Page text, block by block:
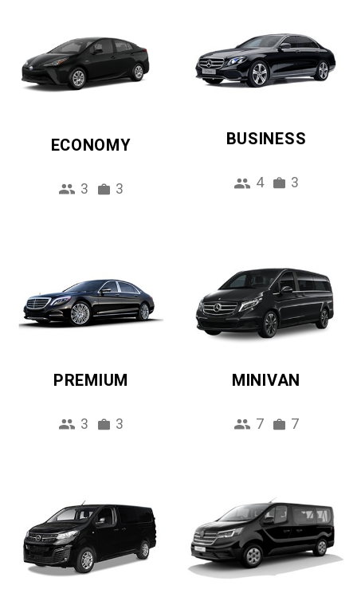
ECONOMY
3 3
BUSINESS
4 3
PREMIUM
3 3
MINIVAN
7 7